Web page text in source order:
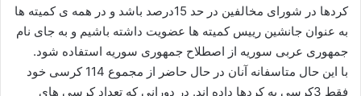
کردها در شورای مخالفین در حد 15درصد باشد و در همه ی کمیته ها
به عنوان جانشین رییس کمیته ها عضویت داشته باشیم و به جای نام
جمهوری عربی سوریه از اصطلاح جمهوری سوریه استفاده شود.
با این حال متاسفانه آنان در حال حاضر از مجموع 114 کرسی خود
فقط 3کرسی به کردها داده اند. در دورانی که تعداد کرسی های